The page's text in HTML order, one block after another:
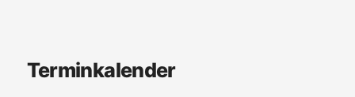
Terminkalender